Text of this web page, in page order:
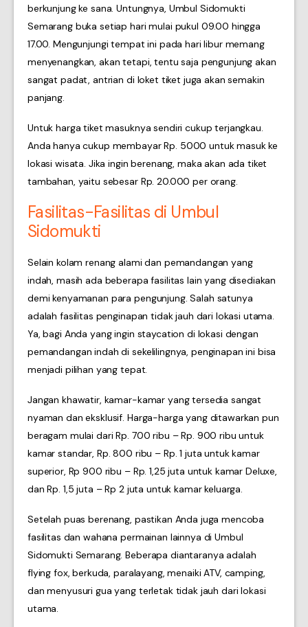
berkunjung ke sana. Untungnya, Umbul Sidomukti
Semarang buka setiap hari mulai pukul 09.00 hingga
17.00. Mengunjungi tempat ini pada hari libur memang
menyenangkan, akan tetapi, tentu saja pengunjung akan
sangat padat, antrian di loket tiket juga akan semakin
panjang.
Untuk harga tiket masuknya sendiri cukup terjangkau.
Anda hanya cukup membayar Rp. 5000 untuk masuk ke
lokasi wisata. Jika ingin berenang, maka akan ada tiket
tambahan, yaitu sebesar Rp. 20.000 per orang.
Fasilitas-Fasilitas di Umbul
Sidomukti
Selain kolam renang alami dan pemandangan yang
indah, masih ada beberapa fasilitas lain yang disediakan
demi kenyamanan para pengunjung. Salah satunya
adalah fasilitas penginapan tidak jauh dari lokasi utama.
Ya, bagi Anda yang ingin staycation di lokasi dengan
pemandangan indah di sekelilingnya, penginapan ini bisa
menjadi pilihan yang tepat.
Jangan khawatir, kamar-kamar yang tersedia sangat
nyaman dan eksklusif. Harga-harga yang ditawarkan pun
beragam mulai dari Rp. 700 ribu – Rp. 900 ribu untuk
kamar standar, Rp. 800 ribu – Rp. 1 juta untuk kamar
superior, Rp 900 ribu – Rp. 1,25 juta untuk kamar Deluxe,
dan Rp. 1,5 juta – Rp 2 juta untuk kamar keluarga.
Setelah puas berenang, pastikan Anda juga mencoba
fasilitas dan wahana permainan lainnya di Umbul
Sidomukti Semarang. Beberapa diantaranya adalah
flying fox, berkuda, paralayang, menaiki ATV, camping,
dan menyusuri gua yang terletak tidak jauh dari lokasi
utama.